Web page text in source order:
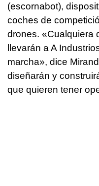
(escornabot),
coches de
drones. «Cualquiera
llevarán a A
marcha», dice
diseñarán y
que quieren tener